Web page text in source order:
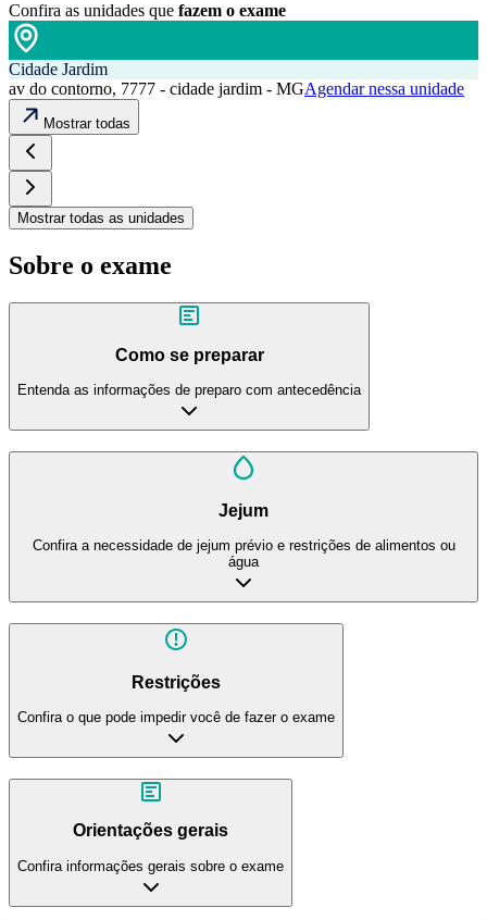
Confira as unidades que fazem o exame
Cidade Jardim
av do contorno, 7777 - cidade jardim - MGAgendar nessa unidade
Mostrar todas
Mostrar todas as unidades
Sobre o exame
Como se preparar
Entenda as informações de preparo com antecedência
Jejum
Confira a necessidade de jejum prévio e restrições de alimentos ou
água
Restrições
Confira o que pode impedir você de fazer o exame
Orientações gerais
Confira informações gerais sobre o exame